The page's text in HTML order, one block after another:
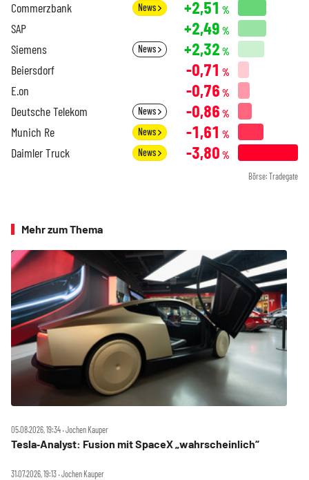
Commerzbank News +2,51 %
SAP +2,49 %
Siemens News +2,32 %
Beiersdorf -0,71 %
E.on -0,76 %
Deutsche Telekom News -0,86 %
Munich Re News -1,61 %
Daimler Truck News -3,80 %
Börse: Tradegate
Mehr zum Thema
05.08.2026, 19:34 ‧ Jochen Kauper
Tesla‑Analyst: Fusion mit SpaceX „wahrscheinlich“
31.07.2026, 19:13 ‧ Jochen Kauper